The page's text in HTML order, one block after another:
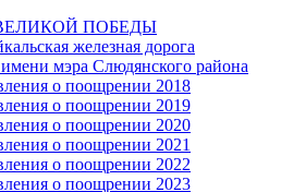
ПОБЕДЫ
железная дорога
мэра Слюдянского района
о поощрении 2018
о поощрении 2019
о поощрении 2020
о поощрении 2021
о поощрении 2022
о поощрении 2023